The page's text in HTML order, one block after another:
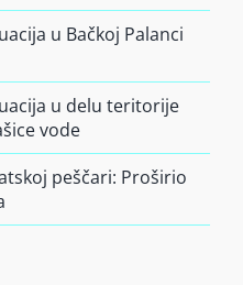
u Bačkoj Palanci
u delu teritorije
vode
peščari: Proširio